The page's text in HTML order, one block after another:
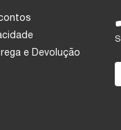
e Devolução